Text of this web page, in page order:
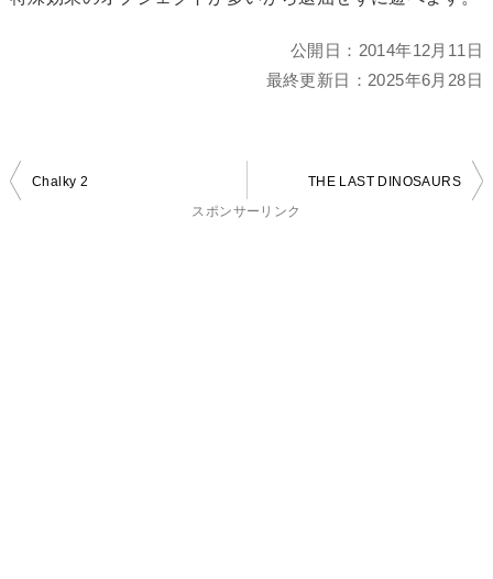
公開日： 2014年12月11日
最終更新日： 2025年6月28日
投
Chalky 2
THE LAST DINOSAURS
スポンサーリンク